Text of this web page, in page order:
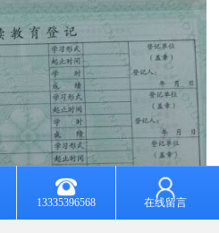
13335396568 在线留言